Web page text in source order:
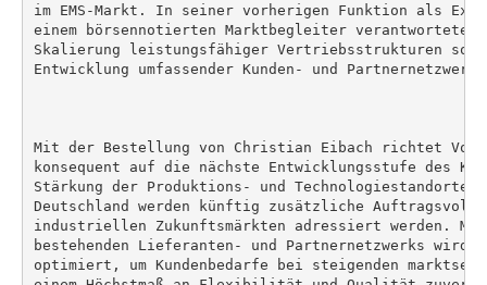
im EMS-Markt. In seiner vorherigen Funktion als
einem börsennotierten Marktbegleiter verantwortete
Skalierung leistungsfähiger Vertriebsstrukturen
Entwicklung umfassender Kunden- und
Mit der Bestellung von Christian Eibach richtet
konsequent auf die nächste Entwicklungsstufe des
Stärkung der Produktions- und Technologiestandorte
Deutschland werden künftig zusätzliche
industriellen Zukunftsmärkten adressiert werden. Mit
bestehenden Lieferanten- und Partnernetzwerks wird
optimiert, um Kundenbedarfe bei steigenden